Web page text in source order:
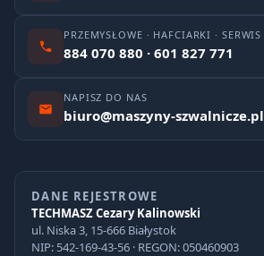
PRZEMYSŁOWE · HAFCIARKI · SERWIS
884 070 880 · 601 827 771
NAPISZ DO NAS
biuro@maszyny-szwalnicze.pl
DANE REJESTROWE
TECHMASZ Cezary Kalinowski
ul. Niska 3, 15-666 Białystok
NIP: 542-169-43-56 · REGON: 050460903